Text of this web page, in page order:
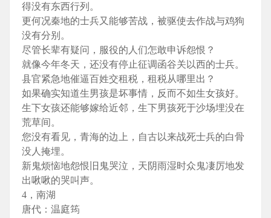
得没有东西行列。
更何况秦地的士兵又能够苦战，被驱使去作战与鸡狗
没有分别。
尽管长辈有疑问，服役的人们怎敢申诉怨恨？
就像今年冬天，还没有停止征调函谷关以西的士兵。
县官紧急地催逼百姓交租税，租税从哪里出？
如果确实知道生男孩是坏事情，反而不如生女孩好。
生下女孩还能够嫁给近邻，生下男孩死于沙场埋没在
荒草间。
您没有看见，青海的边上，自古以来战死士兵的白骨
没人掩埋。
新鬼烦恼地怨恨旧鬼哭泣，天阴雨湿时众鬼凄厉地发
出啾啾的哭叫声。
4，南湖
唐代：温庭筠